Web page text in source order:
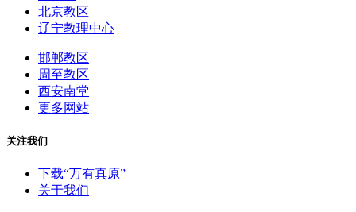
北京教区
辽宁教理中心
邯郸教区
周至教区
西安南堂
更多网站
关注我们
下载“万有真原”
关于我们